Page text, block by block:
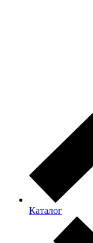
Каталог